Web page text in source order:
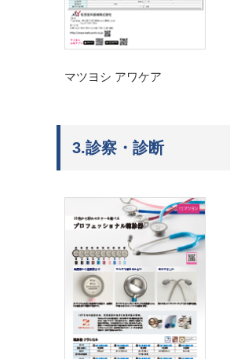
マツヨシ アワケア
3.診察・診断